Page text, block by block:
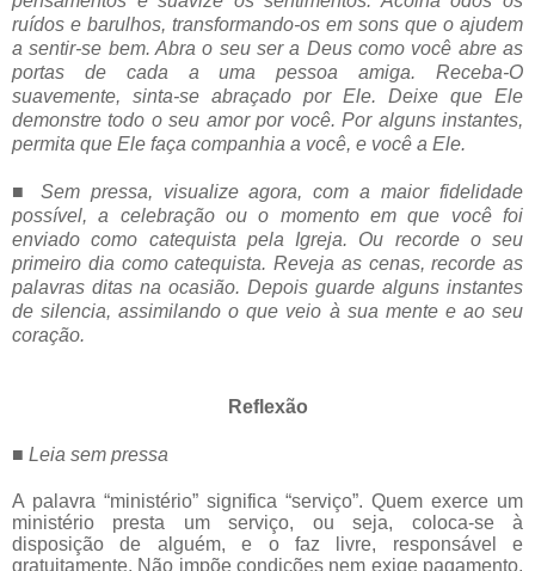
ruídos e barulhos, transformando-os em sons que o ajudem
a sentir-se bem. Abra o seu ser a Deus como você abre as
portas de cada a uma pessoa amiga. Receba-O
suavemente, sinta-se abraçado por Ele. Deixe que Ele
demonstre todo o seu amor por você. Por alguns instantes,
permita que Ele faça companhia a você, e você a Ele.
■ Sem pressa, visualize agora, com a maior fidelidade
possível, a celebração ou o momento em que você foi
enviado como catequista pela Igreja. Ou recorde o seu
primeiro dia como catequista. Reveja as cenas, recorde as
palavras ditas na ocasião. Depois guarde alguns instantes
de silencia, assimilando o que veio à sua mente e ao seu
coração.
Reflexão
■ Leia sem pressa
A palavra “ministério” significa “serviço”. Quem exerce um
ministério presta um serviço, ou seja, coloca-se à
disposição de alguém, e o faz livre, responsável e
gratuitamente. Não impõe condições nem exige pagamento.